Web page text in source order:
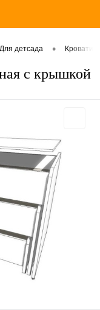
Для детсада • Кровати
с крышкой